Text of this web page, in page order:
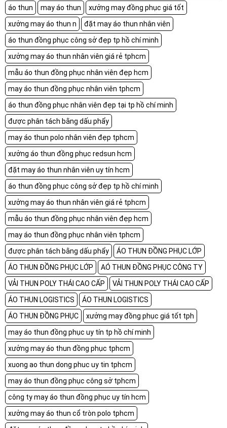
áo thun
may áo thun
xưởng may đồng phục giá tốt
xưởng may áo thun n
đặt may áo thun nhân viên
áo thun đồng phục công sở đẹp tp hồ chí minh
xưởng may áo thun nhân viên giá rẻ tphcm
mẫu áo thun đồng phục nhân viên đẹp hcm
may áo thun đồng phục nhân viên tphcm
áo thun đồng phục nhân viên đẹp tại tp hồ chí minh
được phân tách bằng dấu phẩy
may áo thun polo nhân viên đẹp tphcm
xưởng áo thun đồng phục redsun hcm
đặt may áo thun nhân viên uy tín hcm
áo thun đồng phục công sở đẹp tp hồ chí minh
xưởng may áo thun nhân viên giá rẻ tphcm
mẫu áo thun đồng phục nhân viên đẹp hcm
may áo thun đồng phục nhân viên tphcm
được phân tách bằng dấu phẩy
ÁO THUN ĐỒNG PHỤC LỚP
ÁO THUN ĐỒNG PHỤC LỚP
AÓ THUN ĐỒNG PHỤC CÔNG TY
VẢI THUN POLY THÁI CAO CẤP
VẢI THUN POLY THÁI CAO CẤP
ÁO THUN LOGISTICS
ÁO THUN LOGISTICS
ÁO THUN ĐỒNG PHỤC
xưởng may đồng phục giá tốt tph
may áo thun đồng phục uy tín tp hồ chí minh
xưởng may áo thun đồng phục tphcm
xuong ao thun dong phuc uy tin tphcm
may áo thun đồng phục công sở tphcm
công ty may áo thun đồng phục uy tín hcm
xưởng may áo thun cổ tròn polo tphcm